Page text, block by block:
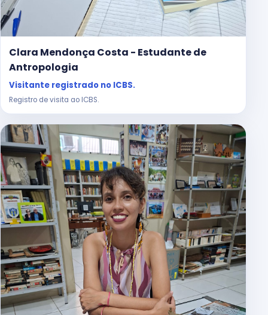
Clara Mendonça Costa - Estudante de
Antropologia
Visitante registrado no ICBS.
Registro de visita ao ICBS.